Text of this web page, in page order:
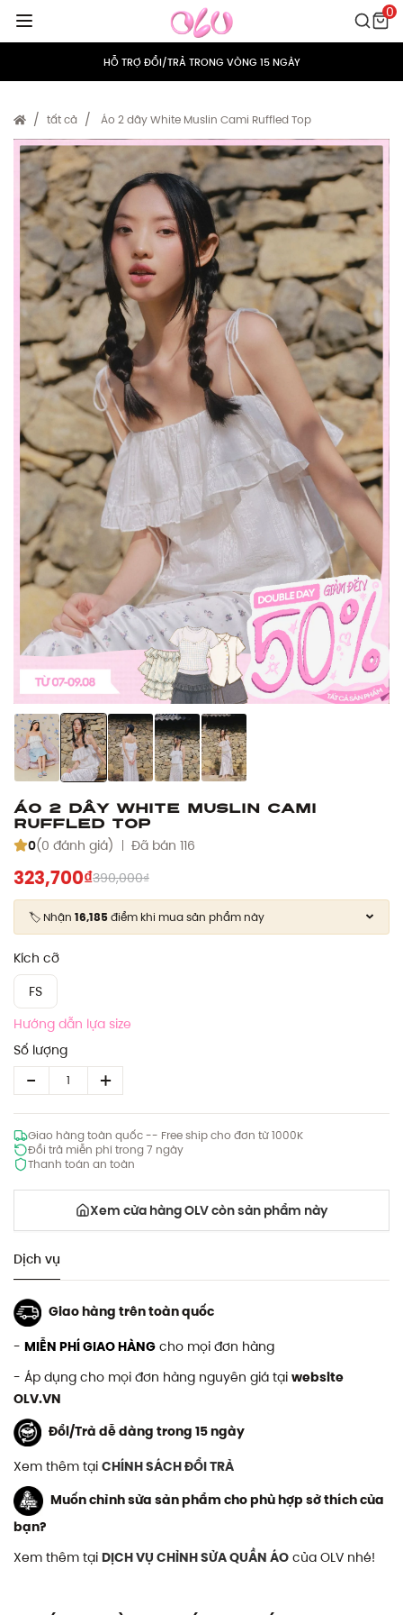
0
MIỄN PHÍ VẬN CHUYỂN CHO MỌI ĐƠN HÀNG
HỖ TRỢ ĐỔI/TRẢ TRONG VÒNG 15 NGÀY
MIỄN PHÍ VẬN CHUYỂN CHO MỌI ĐƠN HÀNG
HỖ TRỢ ĐỔI/TRẢ TRONG VÒNG 15 NGÀY
TÍCH ĐIỂM 5% CHO MỌI ĐƠN HÀNG
tất cả Áo 2 dây White Muslin Cami Ruffled Top
Áo 2 dây White Muslin Cami
Ruffled Top
0(0 đánh giá) Đã bán 116
323,700₫390,000₫
🏷️ Nhận 16,185điểm khi mua sản phẩm này
Kích cỡ
FS
Hướng dẫn lựa size
Số lượng
Giao hàng toàn quốc -- Free ship cho đơn từ 1000K
Đổi trả miễn phí trong 7 ngày
Thanh toán an toàn
Xem cửa hàng OLV còn sản phẩm này
Dịch vụ
Giao hàng trên toàn quốc
- MIỄN PHÍ GIAO HÀNG cho mọi đơn hàng
- Áp dụng cho mọi đơn hàng nguyên giá tại website
OLV.VN
Đổi/Trả dễ dàng trong 15 ngày
Xem thêm tại CHÍNH SÁCH ĐỔI TRẢ
Muốn chỉnh sửa sản phẩm cho phù hợp sở thích của
bạn?
Xem thêm tại DỊCH VỤ CHỈNH SỬA QUẦN ÁO của OLV nhé!